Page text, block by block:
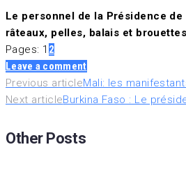
Le personnel de la Présidence
râteaux, pelles, balais et
Pages: 1 2
Leave a comment
Previous articleMali: les
Next articleBurkina Faso : Le
Other Posts